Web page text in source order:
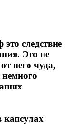
следствие
Это не
него чуда,
немного
капсулах